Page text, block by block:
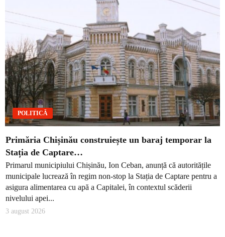
POLITICĂ
Primăria Chișinău construiește un baraj temporar la
Stația de Captare…
Primarul municipiului Chișinău, Ion Ceban, anunță că autoritățile
municipale lucrează în regim non-stop la Stația de Captare pentru a
asigura alimentarea cu apă a Capitalei, în contextul scăderii
nivelului apei...
3 august 2026